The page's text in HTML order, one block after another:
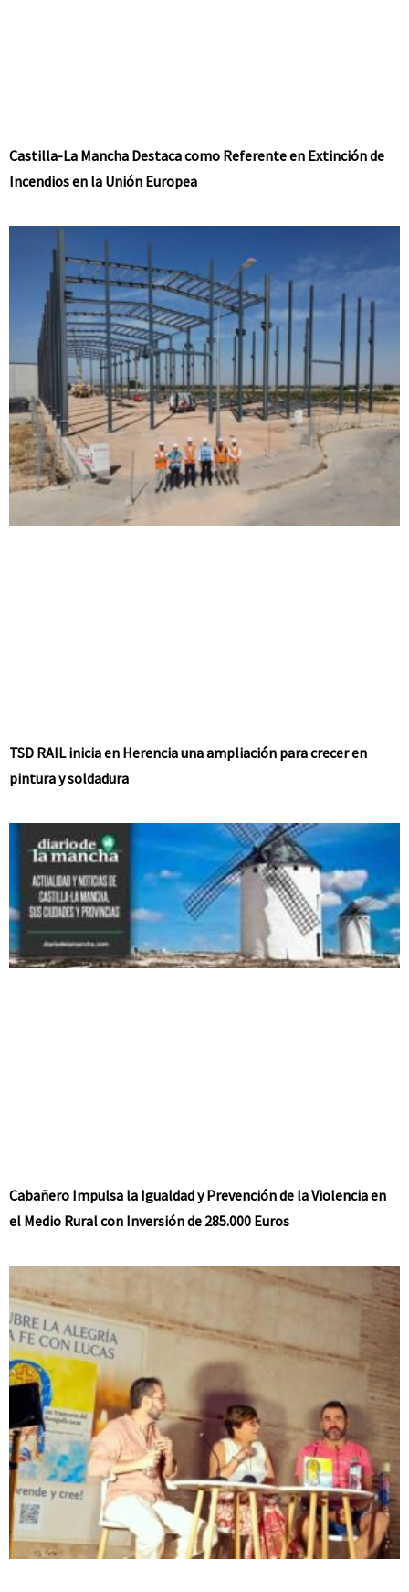
Castilla-La Mancha Destaca como Referente en Extinción de
Incendios en la Unión Europea
TSD RAIL inicia en Herencia una ampliación para crecer en
pintura y soldadura
Cabañero Impulsa la Igualdad y Prevención de la Violencia en
el Medio Rural con Inversión de 285.000 Euros